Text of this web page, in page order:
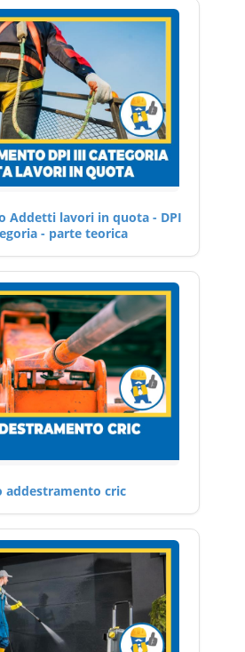
Addetti lavori in quota - DPI
- parte teorica
addestramento cric